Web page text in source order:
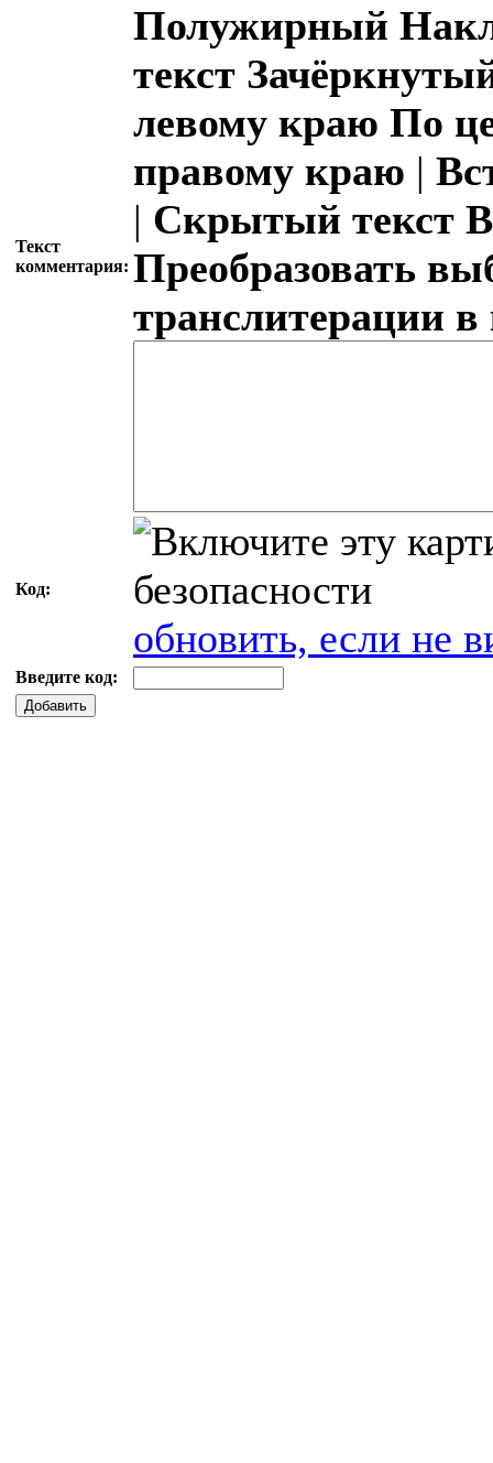
Текст
комментария:
Полужирный
текст
левому краю По
правому краю |
| Скрытый текст
Преобразовать
транслитерации
Код:
обновить, если не
Введите код:
Добавить